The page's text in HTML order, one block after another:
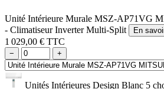
Unité Intérieure Murale MSZ-AP71VG
- Climatiseur Inverter Multi-Split
En
1 029,00 € TTC
− +
Unités Intérieures Design Blanc 5